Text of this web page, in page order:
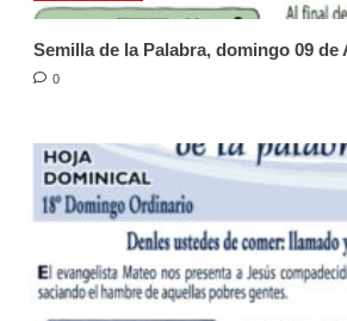
Semilla de la Palabra, domingo 09 de
0